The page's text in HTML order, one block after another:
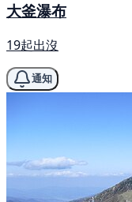
大釜瀑布
19起出沒
通知